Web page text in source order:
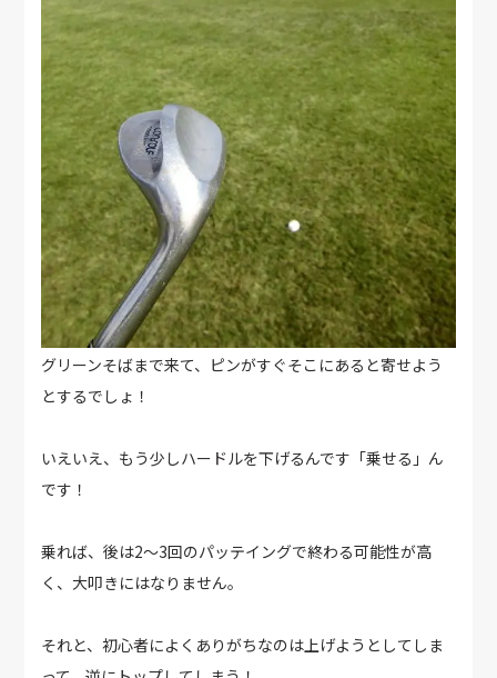
グリーンそばまで来て、ピンがすぐそこにあると寄せよう
とするでしょ！
いえいえ、もう少しハードルを下げるんです「乗せる」ん
です！
乗れば、後は2～3回のパッテイングで終わる可能性が高
く、大叩きにはなりません。
それと、初心者によくありがちなのは上げようとしてしま